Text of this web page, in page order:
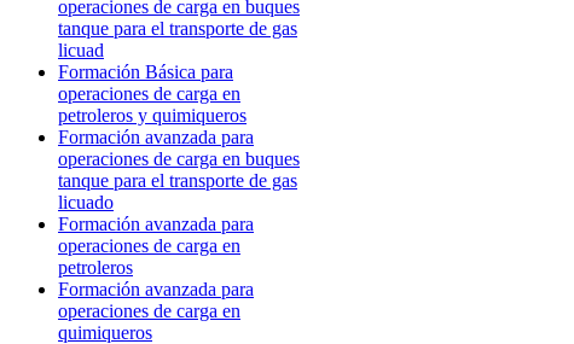
operaciones de carga en buques
tanque para el transporte de gas
licuad
Formación Básica para
operaciones de carga en
petroleros y quimiqueros
Formación avanzada para
operaciones de carga en buques
tanque para el transporte de gas
licuado
Formación avanzada para
operaciones de carga en
petroleros
Formación avanzada para
operaciones de carga en
quimiqueros